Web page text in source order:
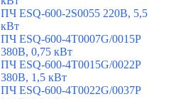
ПЧ ESQ-600-2S0055 220В, 5,5
кВт
ПЧ ESQ-600-4T0007G/0015P
380В, 0,75 кВт
ПЧ ESQ-600-4T0015G/0022P
380В, 1,5 кВт
ПЧ ESQ-600-4T0022G/0037P